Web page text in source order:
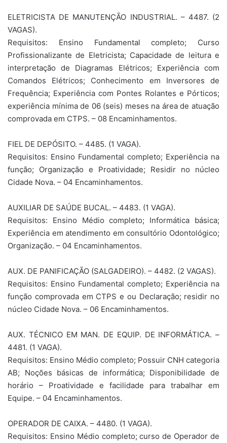
ELETRICISTA DE MANUTENÇÃO INDUSTRIAL. – 4487. (2
VAGAS).
Requisitos: Ensino Fundamental completo; Curso
Profissionalizante de Eletricista; Capacidade de leitura e
interpretação de Diagramas Elétricos; Experiência com
Comandos Elétricos; Conhecimento em Inversores de
Frequência; Experiência com Pontes Rolantes e Pórticos;
experiência mínima de 06 (seis) meses na área de atuação
comprovada em CTPS. – 08 Encaminhamentos.
FIEL DE DEPÓSITO. – 4485. (1 VAGA).
Requisitos: Ensino Fundamental completo; Experiência na
função; Organização e Proatividade; Residir no núcleo
Cidade Nova. – 04 Encaminhamentos.
AUXILIAR DE SAÚDE BUCAL. – 4483. (1 VAGA).
Requisitos: Ensino Médio completo; Informática básica;
Experiência em atendimento em consultório Odontológico;
Organização. – 04 Encaminhamentos.
AUX. DE PANIFICAÇÃO (SALGADEIRO). – 4482. (2 VAGAS).
Requisitos: Ensino Fundamental completo; Experiência na
função comprovada em CTPS e ou Declaração; residir no
núcleo Cidade Nova. – 06 Encaminhamentos.
AUX. TÉCNICO EM MAN. DE EQUIP. DE INFORMÁTICA. –
4481. (1 VAGA).
Requisitos: Ensino Médio completo; Possuir CNH categoria
AB; Noções básicas de informática; Disponibilidade de
horário – Proatividade e facilidade para trabalhar em
Equipe. – 04 Encaminhamentos.
OPERADOR DE CAIXA. – 4480. (1 VAGA).
Requisitos: Ensino Médio completo; curso de Operador de